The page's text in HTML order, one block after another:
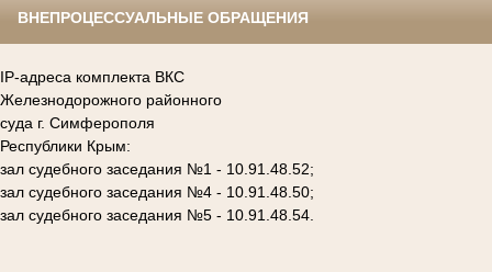
ВНЕПРОЦЕССУАЛЬНЫЕ ОБРАЩЕНИЯ
IP-адреса комплекта ВКС
Железнодорожного районного
суда г. Симферополя
Республики Крым:
зал судебного заседания №1 - 10.91.48.52;
зал судебного заседания №4 - 10.91.48.50;
зал судебного заседания №5 - 10.91.48.54.